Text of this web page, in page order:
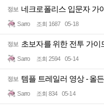
정보 네크로폴리스 입문자 가
Sarro 조회 1687 05-18
정보 초보자를 위한 전투 가이
Sarro 조회 2594 05-14
정보 템플 트레일러 영상 - 올
Sarro 조회 834 05-14